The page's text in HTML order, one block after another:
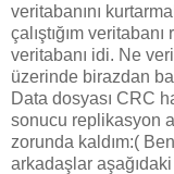
veritabanını
çalıştığım
veritabanı idi. Ne
üzerinde birazdan
Data dosyası CRC
sonucu replikasyon
zorunda kaldım:(
arkadaşlar aşağıdaki